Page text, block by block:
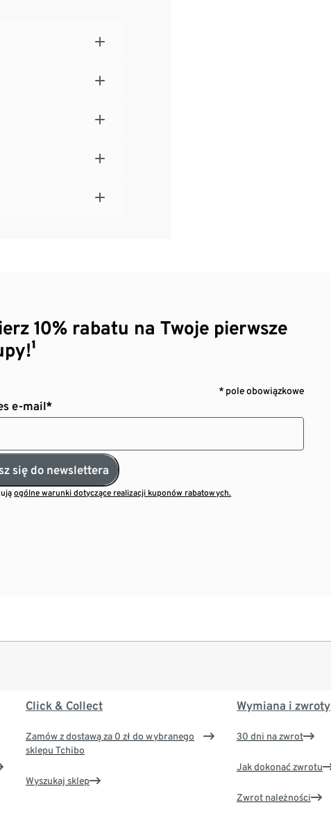
10% rabatu na Twoje pierwsze
* pole obowiązkowe
e-mail*
się do newslettera
ogólne warunki dotyczące realizacji kuponów rabatowych.
Click & Collect
Zamów z dostawą za 0 zł do wybranego
sklepu Tchibo
Wyszukaj sklep
Wymiana i zwroty
30 dni na zwrot
Jak dokonać zwrotu
Zwrot należności